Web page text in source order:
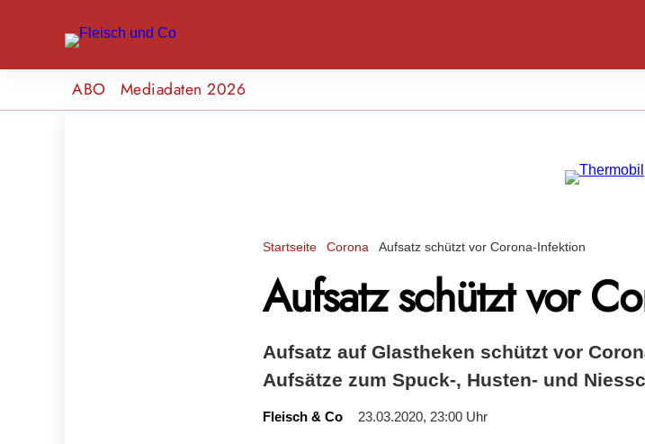
ABO Mediadaten 2026
Startseite Corona Aufsatz schützt vor Corona-Infektion
Aufsatz schützt vor
Aufsatz auf Glastheken schützt vor
Aufsätze zum Spuck-, Husten- und
Fleisch & Co 23.03.2020, 23:00 Uhr